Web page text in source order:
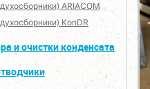
ARIACOM
KonDR
и очистки конденсата